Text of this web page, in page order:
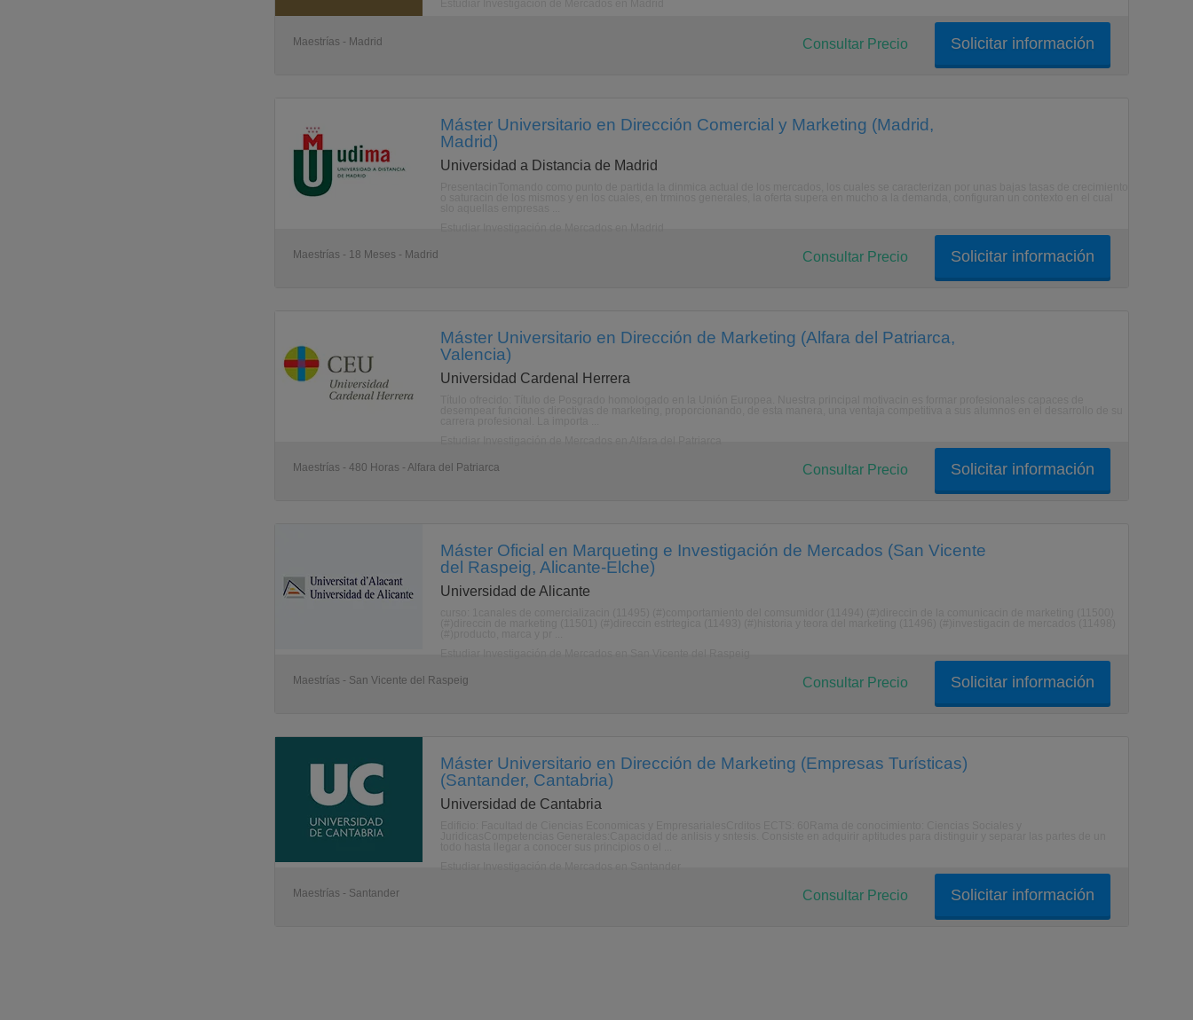
Maestrías - Madrid Solicitar información
Consultar Precio
Máster Universitario en Dirección Comercial y Marketing (Madrid,
Madrid)
Universidad a Distancia de Madrid
Maestrías - 18 Meses - Madrid Solicitar información
Consultar Precio
Máster Universitario en Dirección de Marketing (Alfara del Patriarca,
Valencia)
Universidad Cardenal Herrera
Maestrías - 480 Horas - Alfara del Patriarca Solicitar información
Consultar Precio
Máster Oficial en Marqueting e Investigación de Mercados (San Vicente
del Raspeig, Alicante-Elche)
Universidad de Alicante
Maestrías - San Vicente del Raspeig Solicitar información
Consultar Precio
Máster Universitario en Dirección de Marketing (Empresas Turísticas)
(Santander, Cantabria)
Universidad de Cantabria
Maestrías - Santander Solicitar información
Consultar Precio